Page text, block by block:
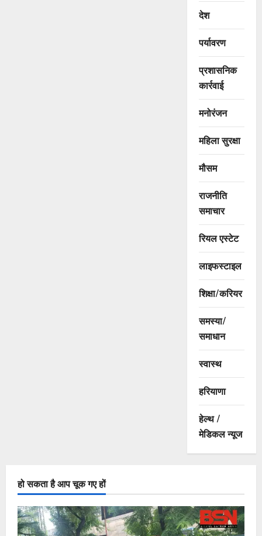
देश
पर्यावरण
प्रशासनिक
कार्रवाई
मनोरंजन
महिला सुरक्षा
मौसम
राजनीति
समाचार
रियल एस्टेट
लाइफस्टाइल
शिक्षा/करियर
समस्या/
समाधान
स्वास्थ
हरियाणा
हेल्थ /
मेडिकल न्यूज
हो सकता है आप चूक गए हों